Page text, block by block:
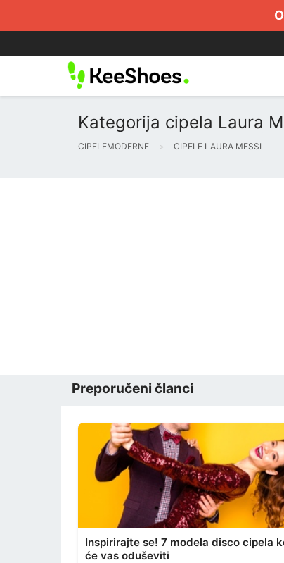
Kategorija cipela Laura
CIPELEMODERNE CIPELE LAURA MESSI
Preporučeni članci
Inspirirajte se! 7 modela disco cipela
će vas oduševiti